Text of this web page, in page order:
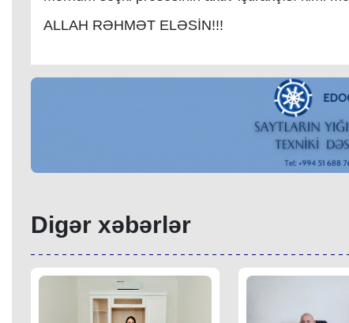
ALLAH RƏHMƏT ELƏSİN!!!
Digər xəbərlər